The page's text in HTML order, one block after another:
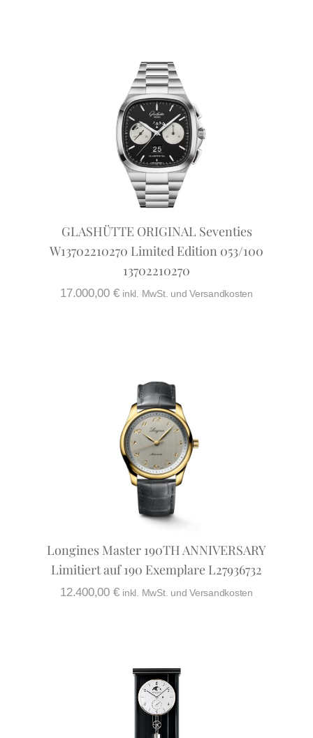
GLASHÜTTE ORIGINAL Seventies
W13702210270 Limited Edition 053/100
13702210270
17.000,00 € inkl. MwSt. und Versandkosten
Longines Master 190TH ANNIVERSARY
Limitiert auf 190 Exemplare L27936732
12.400,00 € inkl. MwSt. und Versandkosten